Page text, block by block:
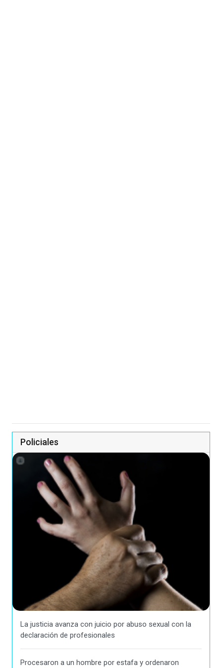
Policiales
La justicia avanza con juicio por abuso sexual con la
declaración de profesionales
Procesaron a un hombre por estafa y ordenaron